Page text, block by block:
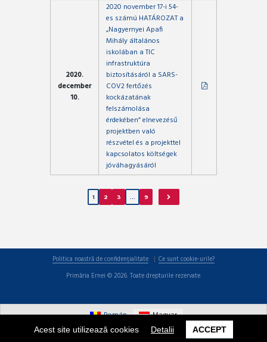
Acest site utilizează cookies Detalii ACCEPT
2020.
december
10.
2020 november 17-i 54-
es számú HATÁROZAT a
„Nagyernyei Apafi
Mihály általános
iskolában a TIC
infrastruktúra
biztosításáról a SARS-
COV2 fertőzés
kockázatának
felszámolása
érdekében” elnevezésű
projektben való
részvétel és a projekttel
kapcsolatos költségek
jóváhagyásáról
1 2 3 9
Politica noastră de confidențialitate
Ce sunt cookie-urile?
Primăria Ernei © 2026. Toate drepturile rezervate.
Román Magyar